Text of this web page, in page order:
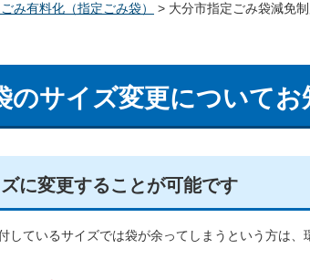
み有料化（指定ごみ袋） > 大分市指定ごみ袋減免
のサイズ変更について
に変更することが可能です
ているサイズでは袋が余ってしまうという方は、